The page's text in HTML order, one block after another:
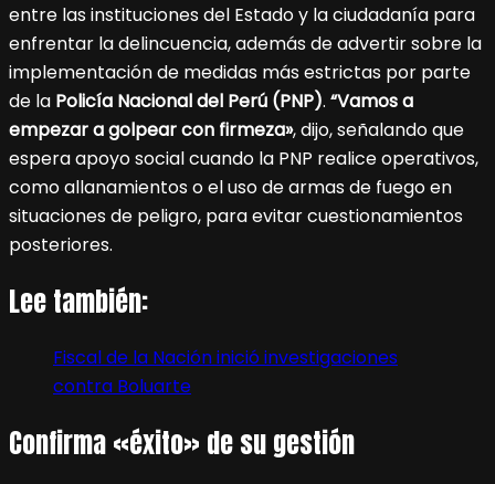
entre las instituciones del Estado y la ciudadanía para
enfrentar la delincuencia, además de advertir sobre la
implementación de medidas más estrictas por parte
de la Policía Nacional del Perú (PNP). “Vamos a
empezar a golpear con firmeza», dijo, señalando que
espera apoyo social cuando la PNP realice operativos,
como allanamientos o el uso de armas de fuego en
situaciones de peligro, para evitar cuestionamientos
posteriores.
Lee también:
Fiscal de la Nación inició investigaciones
contra Boluarte
Confirma «éxito» de su gestión